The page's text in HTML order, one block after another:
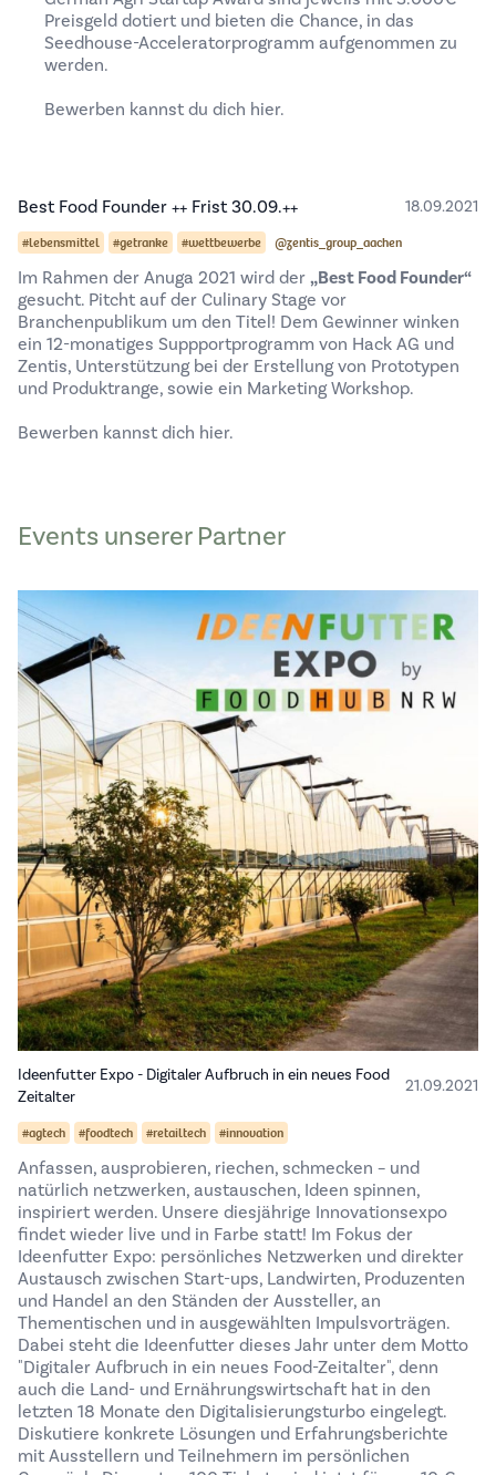
Preisgeld dotiert und bieten die Chance, in das
Seedhouse-Acceleratorprogramm aufgenommen zu
werden.
Bewerben kannst du dich hier.
Best Food Founder ++ Frist 30.09.++ 18.09.2021
#lebensmittel #getranke #wettbewerbe @zentis_group_aachen
Im Rahmen der Anuga 2021 wird der „Best Food Founder“
gesucht. Pitcht auf der Culinary Stage vor
Branchenpublikum um den Titel! Dem Gewinner winken
ein 12-monatiges Suppportprogramm von Hack AG und
Zentis, Unterstützung bei der Erstellung von Prototypen
und Produktrange, sowie ein Marketing Workshop.
Bewerben kannst dich hier.
Events unserer Partner
Ideenfutter Expo - Digitaler Aufbruch in ein neues Food
Zeitalter
21.09.2021
#agtech #foodtech #retailtech #innovation
Anfassen, ausprobieren, riechen, schmecken – und
natürlich netzwerken, austauschen, Ideen spinnen,
inspiriert werden. Unsere diesjährige Innovationsexpo
findet wieder live und in Farbe statt! Im Fokus der
Ideenfutter Expo: persönliches Netzwerken und direkter
Austausch zwischen Start-ups, Landwirten, Produzenten
und Handel an den Ständen der Aussteller, an
Thementischen und in ausgewählten Impulsvorträgen.
Dabei steht die Ideenfutter dieses Jahr unter dem Motto
"Digitaler Aufbruch in ein neues Food-Zeitalter", denn
auch die Land- und Ernährungswirtschaft hat in den
letzten 18 Monate den Digitalisierungsturbo eingelegt.
Diskutiere konkrete Lösungen und Erfahrungsberichte
mit Ausstellern und Teilnehmern im persönlichen